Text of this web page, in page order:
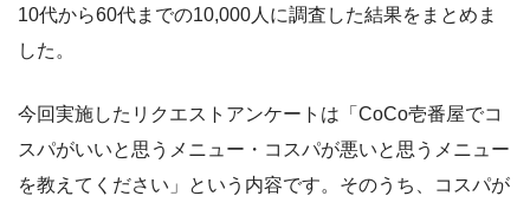
10代から60代までの10,000人に調査した結果をまとめま
した。
今回実施したリクエストアンケートは「CoCo壱番屋でコ
スパがいいと思うメニュー・コスパが悪いと思うメニュー
を教えてください」という内容です。そのうち、コスパが